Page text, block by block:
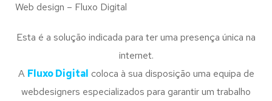
Web design – Fluxo Digital
Esta é a solução indicada para ter uma presença única na
internet.
A Fluxo Digital coloca à sua disposição uma equipa de
webdesigners especializados para garantir um trabalho